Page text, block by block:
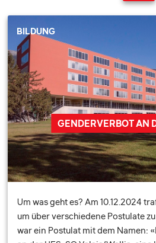
GENDERVERBOT AN
BILDUNG
Um was geht es? Am 10.12.2024
um über verschiedene Postulate
war ein Postulat mit dem Namen: